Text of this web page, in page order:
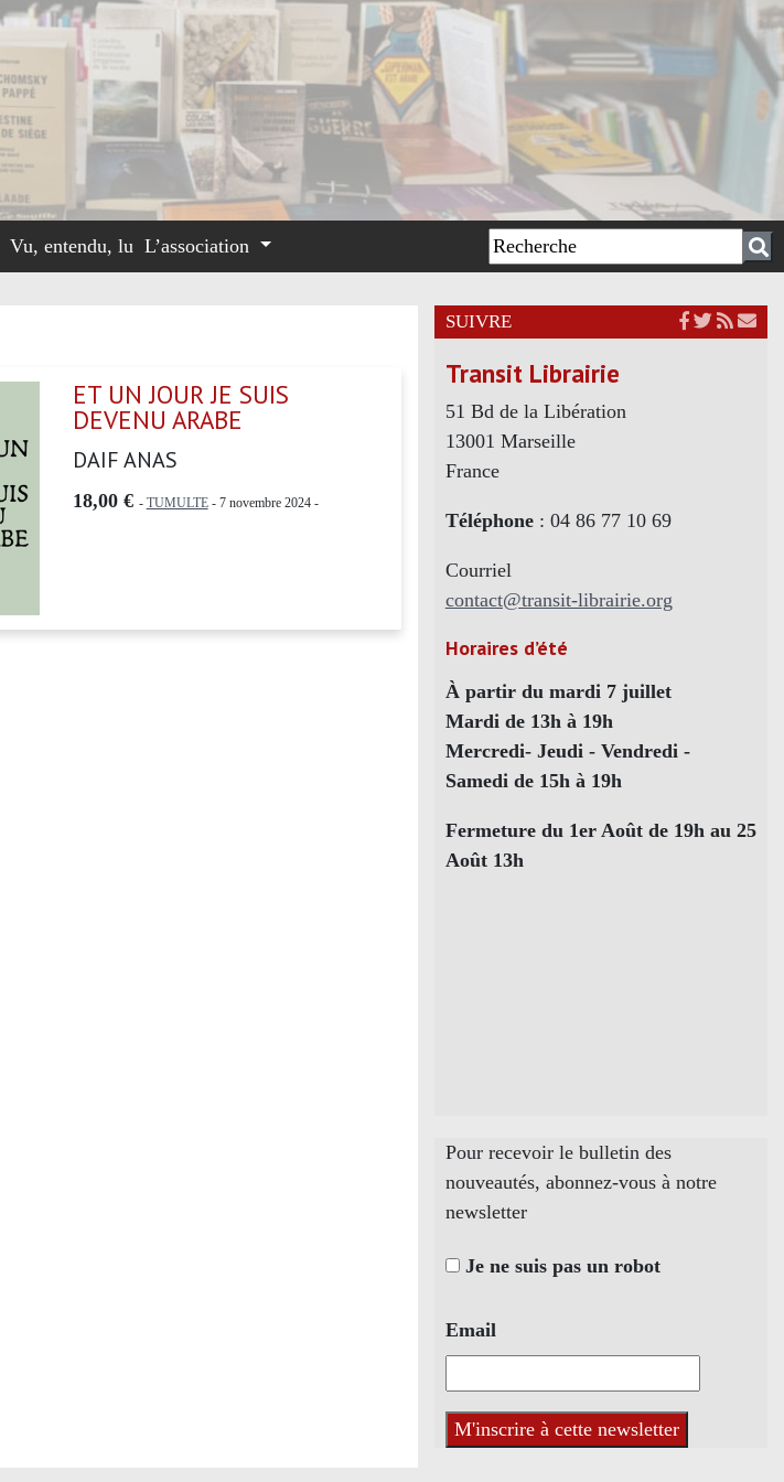
Vu, entendu, lu L’association
ET UN JOUR JE SUIS
DEVENU ARABE
DAIF ANAS
18,00 € - TUMULTE- 7 novembre 2024 -
SUIVRE
Transit Librairie
51 Bd de la Libération
13001 Marseille
France
Téléphone: 04 86 77 10 69
Courriel
contact@transit-librairie.org
Horaires d’été
À partir du mardi 7 juillet
Mardi de 13h à 19h
Mercredi- Jeudi - Vendredi -
Samedi de 15h à 19h
Fermeture du 1er Août de 19h au 25
Août 13h
Pour recevoir le bulletin des
nouveautés, abonnez-vous à notre
newsletter
Je ne suis pas un robot
Email